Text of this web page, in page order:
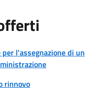
l'assegnazione di un
rinnovo